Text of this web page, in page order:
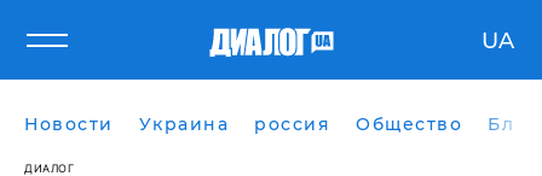
UA
Новости Украина россия Общество
ДИАЛОГ